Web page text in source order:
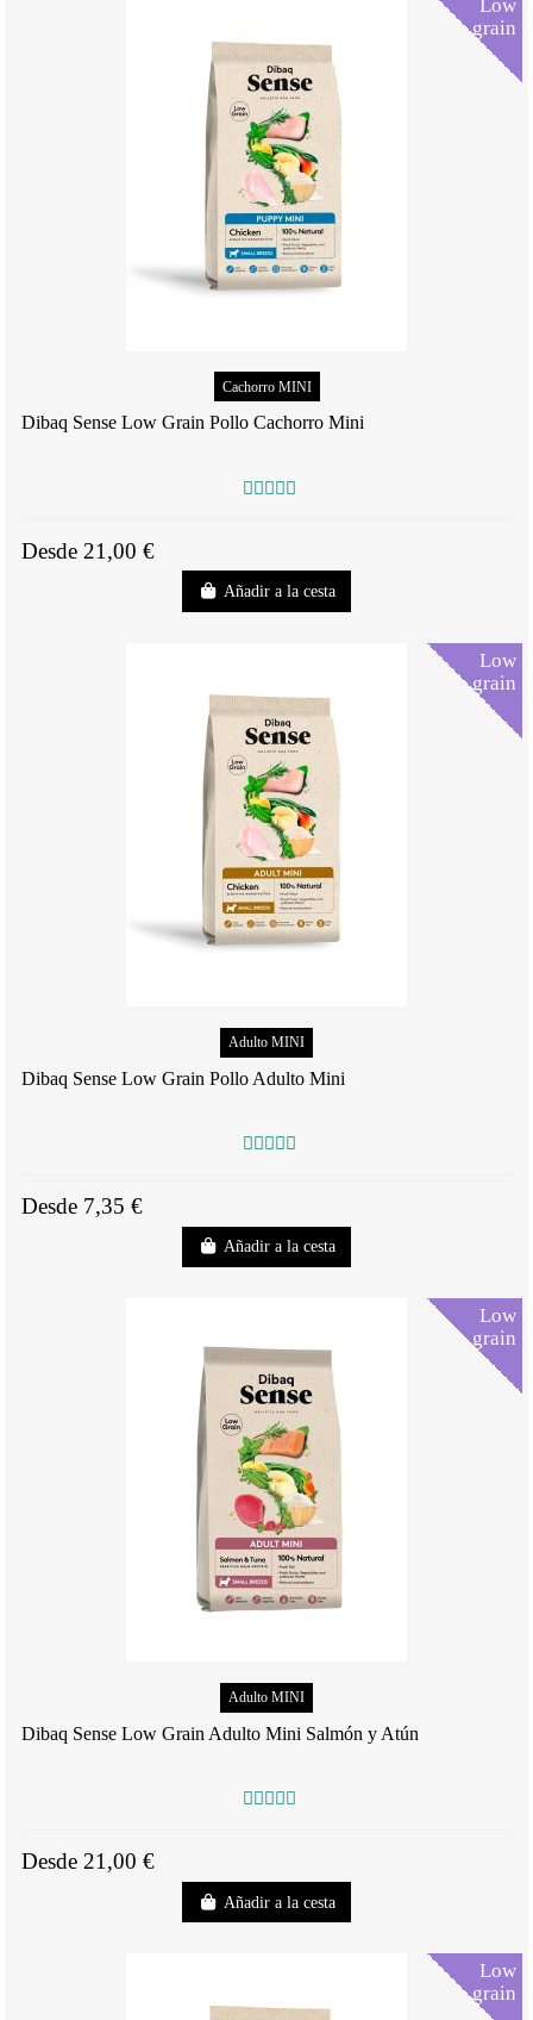
Low
grain
Cachorro MINI
Dibaq Sense Low Grain Pollo Cachorro Mini
Desde 21,00 €
Añadir a la cesta
Low
grain
Adulto MINI
Dibaq Sense Low Grain Pollo Adulto Mini
Desde 7,35 €
Añadir a la cesta
Low
grain
Adulto MINI
Dibaq Sense Low Grain Adulto Mini Salmón y Atún
Desde 21,00 €
Añadir a la cesta
Low
grain